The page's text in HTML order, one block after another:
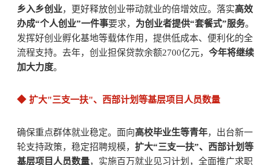
乡入乡创业，更好释放创业带动就业的倍增效应。落实高效
办成“个人创业”一件事要求， 为创业者提供“套餐式”服务。
发挥好创业孵化基地等载体作用，提供低成本、便利化的全
流程支持。去年，创业担保贷款余额2700亿元， 今年将继续
加大力度。
◆扩大"三支一扶"、西部计划等基层项目人员数量
确保重点群体就业稳定。面向高校毕业生等青年，出台新一
轮支持政策，稳定招聘规模， 扩大“三支一扶”、西部计划等
基层项目人员数量，实施百万就业见习计划，全面推广求职